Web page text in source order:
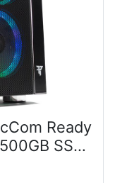
Ready
SSD
Negro